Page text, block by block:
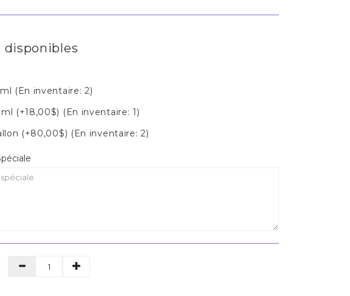
disponibles
(En inventaire: 2)
(+18,00$) (En inventaire: 1)
(+80,00$) (En inventaire: 2)